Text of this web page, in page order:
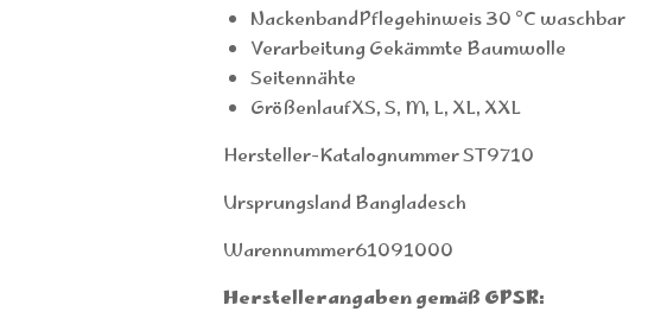
NackenbandPflegehinweis 30 °C waschbar
Verarbeitung Gekämmte Baumwolle
Seitennähte
GrößenlaufXS, S, M, L, XL, XXL
Hersteller-Katalognummer ST9710
Ursprungsland Bangladesch
Warennummer61091000
Herstellerangaben gemäß GPSR: